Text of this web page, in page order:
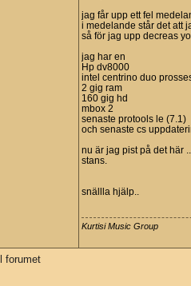
jag får upp ett fel
i medelande står det att
så för jag upp decreas
jag har en
Hp dv8000
intel centrino duo
2 gig ram
160 gig hd
mbox 2
senaste protools le (7.1)
och senaste cs
nu är jag pist på det här
stans.
snällla hjälp..
Kurtisi Music Group
forumet